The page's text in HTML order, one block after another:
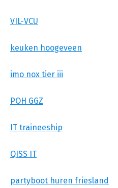
VIL-VCU
keuken hoogeveen
imo nox tier iii
POH GGZ
IT traineeship
QISS IT
partyboot huren friesland